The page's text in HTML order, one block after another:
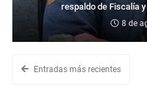
respaldo de Fiscalía
8 de
Entradas más recientes